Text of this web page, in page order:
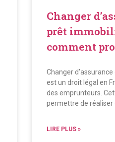
Changer
prêt
comment
Changer
est un droit légal en
des emprunteurs.
permettre de réaliser
LIRE PLUS »